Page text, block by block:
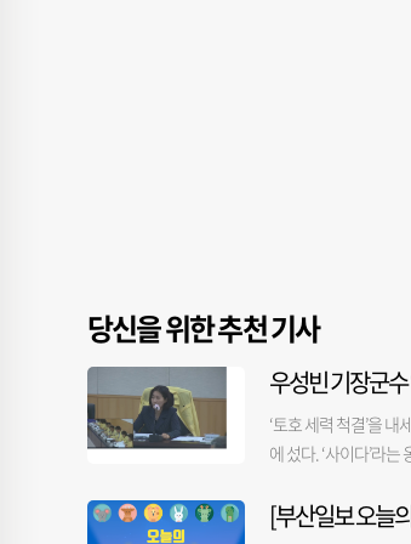
당신을 위한 추천 기사
우성빈 기장군수
‘토호 세력 척결’을
에 섰다. ‘사이다’라
계획 수립을 강조하는
[부산일보 오늘